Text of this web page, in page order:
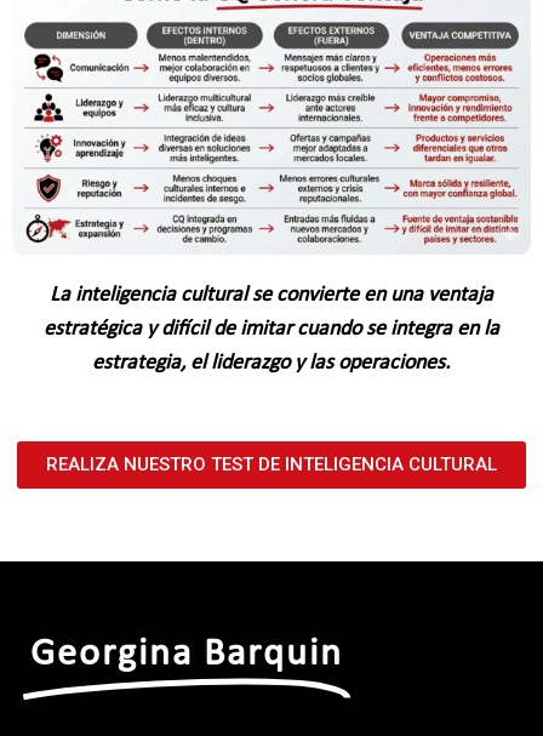
La inteligencia cultural se convierte en una ventaja
estratégica y difícil de imitar cuando se integra en la
estrategia, el liderazgo y las operaciones.
REALIZA NUESTRO TEST DE INTELIGENCIA CULTURAL
Georgina Barquin